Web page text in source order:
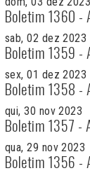
Boletim 1360 -
sab, 02 dez 2023
Boletim 1359 -
sex, 01 dez 2023
Boletim 1358 -
qui, 30 nov 2023
Boletim 1357 -
qua, 29 nov 2023
Boletim 1356 -